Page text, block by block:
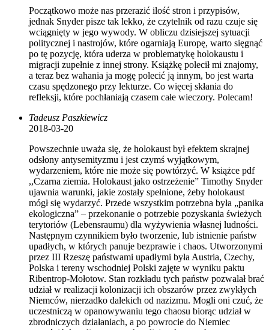
Początkowo może nas przerazić ilość stron i przypisów,
jednak Snyder pisze tak lekko, że czytelnik od razu czuje się
wciągnięty w jego wywody. W obliczu dzisiejszej sytuacji
politycznej i nastrojów, które ogarniają Europę, warto sięgnąć
po tę pozycję, która uderza w problematykę holokaustu i
migracji zupełnie z innej strony. Książkę polecił mi znajomy,
a teraz bez wahania ja mogę polecić ją innym, bo jest warta
czasu spędzonego przy lekturze. Co więcej skłania do
refleksji, które pochłaniają czasem całe wieczory. Polecam!
Tadeusz Paszkiewicz
2018-03-20
Powszechnie uważa się, że holokaust był efektem skrajnej
odsłony antysemityzmu i jest czymś wyjątkowym,
wydarzeniem, które nie może się powtórzyć. W książce pdf
,,Czarna ziemia. Holokaust jako ostrzeżenie” Timothy Snyder
ujawnia warunki, jakie zostały spełnione, żeby holokaust
mógł się wydarzyć. Przede wszystkim potrzebna była „panika
ekologiczna” – przekonanie o potrzebie pozyskania świeżych
terytoriów (Lebensraumu) dla wyżywienia własnej ludności.
Następnym czynnikiem było tworzenie, lub istnienie państw
upadłych, w których panuje bezprawie i chaos. Utworzonymi
przez III Rzeszę państwami upadłymi była Austria, Czechy,
Polska i tereny wschodniej Polski zajęte w wyniku paktu
Ribentrop-Mołotow. Stan rozkładu tych państw pozwalał brać
udział w realizacji kolonizacji ich obszarów przez zwykłych
Niemców, nierzadko dalekich od nazizmu. Mogli oni czuć, że
uczestniczą w opanowywaniu tego chaosu biorąc udział w
zbrodniczych działaniach, a po powrocie do Niemiec